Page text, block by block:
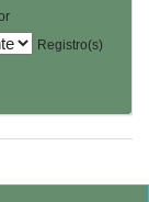
Registro(s)